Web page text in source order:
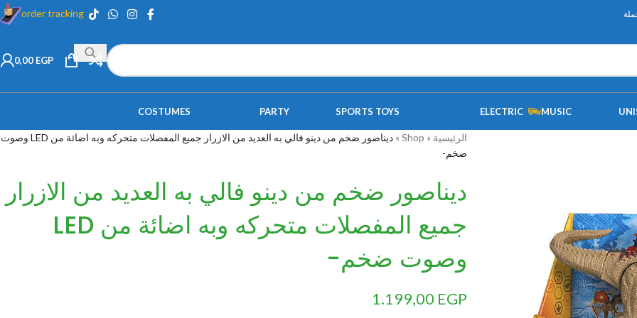
order tracking
0,00 EGP
MUSIC
ELECTRIC
SPORTS TOYS
PARTY
COSTUMES
الرئيسية »
Shop
»
ديناصور ضخم من دينو فالي به العديد من الازرار جميع المفصلات متحركه وبه اضائة من LED وصوت
ضخم-
ديناصور ضخم من دينو فالي به العديد من الازرار
جميع المفصلات متحركه وبه اضائة من LED
وصوت ضخم-
1.199,00 EGP